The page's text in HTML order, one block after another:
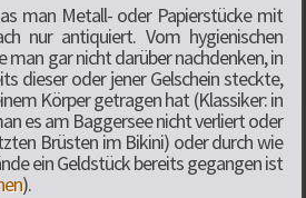
man Metall- oder Papierstücke mit
nur antiquiert. Vom hygienischen
gar nicht darüber nachdenken, in
dieser oder jener Gelschein steckte,
Körper getragen hat (Klassiker: in
es am Baggersee nicht verliert oder
Brüsten im Bikini) oder durch wie
ein Geldstück bereits gegangen ist
).